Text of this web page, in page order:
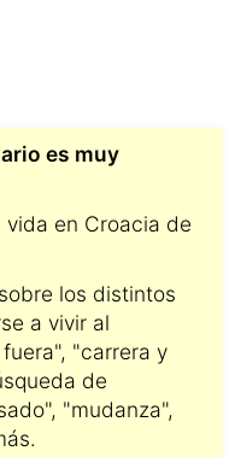
es muy
en Croacia de
los distintos
a vivir al
"carrera y
de
"mudanza",